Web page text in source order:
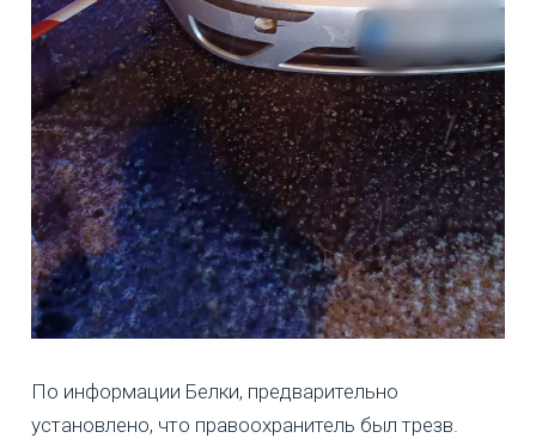
По информации Белки, предварительно
установлено, что правоохранитель был трезв.